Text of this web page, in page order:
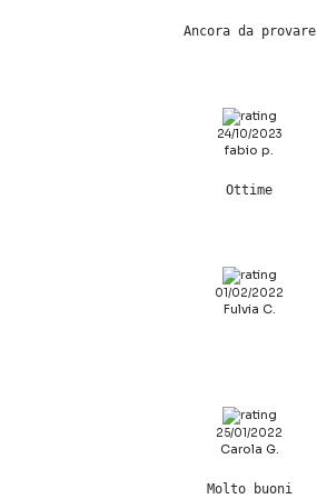
Ancora da provare
24/10/2023
fabio p.
Ottime
01/02/2022
Fulvia C.
25/01/2022
Carola G.
Molto buoni